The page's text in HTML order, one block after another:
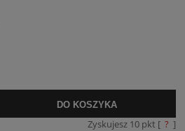
DO KOSZYKA
Zyskujesz 10 pkt [ ? ]